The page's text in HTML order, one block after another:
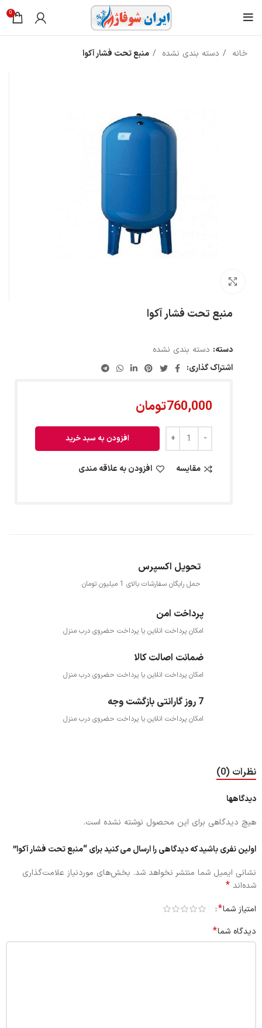
0
خانه دسته بندی نشده منبع تحت فشار آکوا
منبع تحت فشار آکوا
دسته: دسته بندی نشده
اشتراک گذاری:
760,000تومان
افزودن به سبد خرید
مقایسه افزودن به علاقه مندی
تحویل اکسپرس
حمل رایگان سفارشات بالای 1 میلیون تومان
پرداخت امن
امکان پرداخت انلاین یا پرداخت حضروی درب منزل
ضمانت اصالت کالا
امکان پرداخت انلاین یا پرداخت حضروی درب منزل
7 روز گارانتی بازگشت وجه
امکان پرداخت انلاین یا پرداخت حضروی درب منزل
نظرات (0)
دیدگاهها
هیچ دیدگاهی برای این محصول نوشته نشده است.
اولین نفری باشید که دیدگاهی را ارسال می کنید برای “منبع تحت فشار آکوا”
نشانی ایمیل شما منتشر نخواهد شد. بخش‌های موردنیاز علامت‌گذاری
شده‌اند *
امتیاز شما*
دیدگاه شما*